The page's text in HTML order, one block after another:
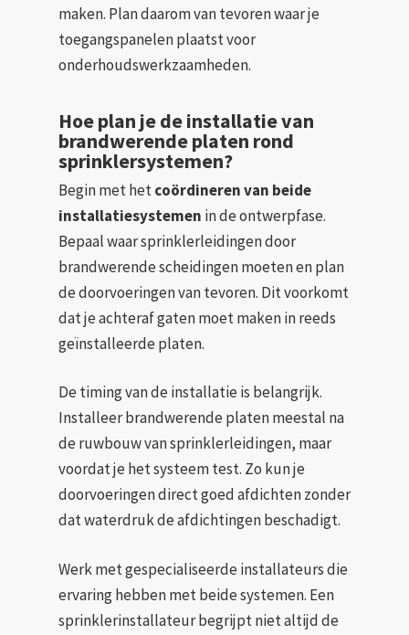
maken. Plan daarom van tevoren waar je
toegangspanelen plaatst voor
onderhoudswerkzaamheden.
Hoe plan je de installatie van
brandwerende platen rond
sprinklersystemen?
Begin met hetcoördineren van beide
installatiesystemen in de ontwerpfase.
Bepaal waar sprinklerleidingen door
brandwerende scheidingen moeten en plan
de doorvoeringen van tevoren. Dit voorkomt
dat je achteraf gaten moet maken in reeds
geïnstalleerde platen.
De timing van de installatie is belangrijk.
Installeer brandwerende platen meestal na
de ruwbouw van sprinklerleidingen, maar
voordat je het systeem test. Zo kun je
doorvoeringen direct goed afdichten zonder
dat waterdruk de afdichtingen beschadigt.
Werk met gespecialiseerde installateurs die
ervaring hebben met beide systemen. Een
sprinklerinstallateur begrijpt niet altijd de